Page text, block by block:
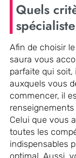
Quels
Afin de choisir
saura vous
parfaite qui
auxquels vous
commencer, il
renseignements
Celui que vous
toutes les
indispensables